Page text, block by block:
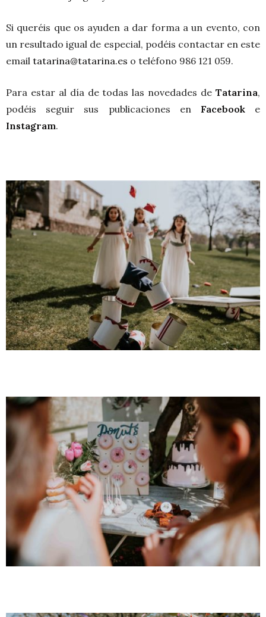
Si queréis que os ayuden a dar forma a un evento, con
un resultado igual de especial, podéis contactar en este
email tatarina@tatarina.es o teléfono 986 121 059.
Para estar al día de todas las novedades de Tatarina,
podéis seguir sus publicaciones en Facebooke
Instagram.